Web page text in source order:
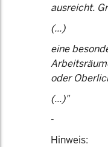
ausreicht.
(...)
eine
oder
(...)"
-
Hinweis: